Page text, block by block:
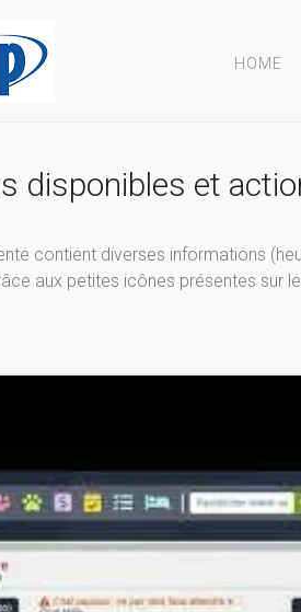
HOME
disponibles et
contient diverses informations
aux petites icônes présentes sur